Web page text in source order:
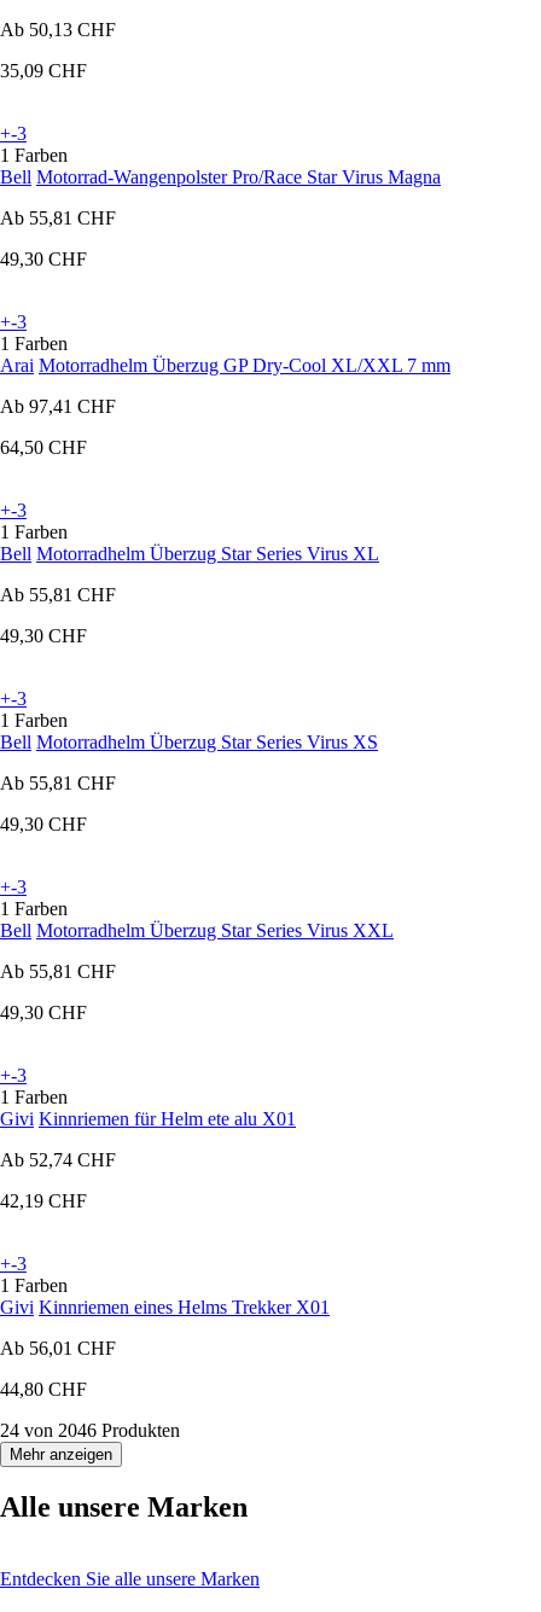
Ab 50,13 CHF
35,09 CHF
+-3
1 Farben
Bell Motorrad-Wangenpolster Pro/Race Star Virus Magna
Ab 55,81 CHF
49,30 CHF
+-3
1 Farben
Arai Motorradhelm Überzug GP Dry-Cool XL/XXL 7 mm
Ab 97,41 CHF
64,50 CHF
+-3
1 Farben
Bell Motorradhelm Überzug Star Series Virus XL
Ab 55,81 CHF
49,30 CHF
+-3
1 Farben
Bell Motorradhelm Überzug Star Series Virus XS
Ab 55,81 CHF
49,30 CHF
+-3
1 Farben
Bell Motorradhelm Überzug Star Series Virus XXL
Ab 55,81 CHF
49,30 CHF
+-3
1 Farben
Givi Kinnriemen für Helm ete alu X01
Ab 52,74 CHF
42,19 CHF
+-3
1 Farben
Givi Kinnriemen eines Helms Trekker X01
Ab 56,01 CHF
44,80 CHF
24 von 2046 Produkten
Mehr anzeigen
Alle unsere Marken
Entdecken Sie alle unsere Marken